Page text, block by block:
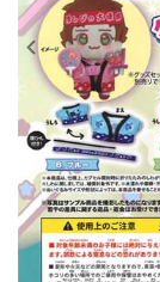
販促用空
レンタル
景品・玩
販促用カ